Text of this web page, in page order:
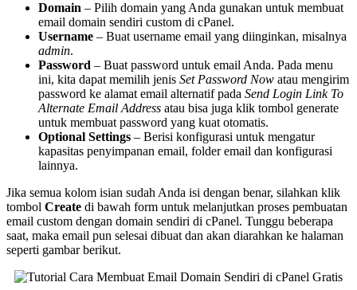
Domain – Pilih domain yang Anda gunakan untuk membuat
email domain sendiri custom di cPanel.
Username – Buat username email yang diinginkan, misalnya
admin.
Password – Buat password untuk email Anda. Pada menu
ini, kita dapat memilih jenis Set Password Now atau mengirim
password ke alamat email alternatif pada Send Login Link To
Alternate Email Address atau bisa juga klik tombol generate
untuk membuat password yang kuat otomatis.
Optional Settings – Berisi konfigurasi untuk mengatur
kapasitas penyimpanan email, folder email dan konfigurasi
lainnya.
Jika semua kolom isian sudah Anda isi dengan benar, silahkan klik
tombol Create di bawah form untuk melanjutkan proses pembuatan
email custom dengan domain sendiri di cPanel. Tunggu beberapa
saat, maka email pun selesai dibuat dan akan diarahkan ke halaman
seperti gambar berikut.